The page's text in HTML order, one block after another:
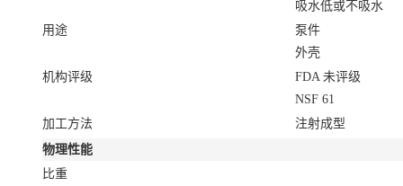
吸水低或不吸水
用途
泵件
外壳
机构评级
FDA 未评级
NSF 61
加工方法
注射成型
物理性能
比重